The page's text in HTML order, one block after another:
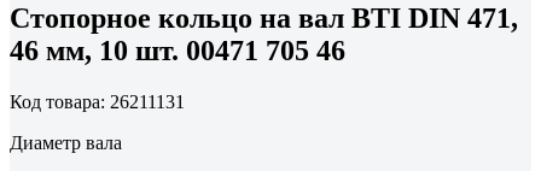
Стопорное кольцо на вал BTI DIN 471,
46 мм, 10 шт. 00471 705 46
Код товара: 26211131
Диаметр вала